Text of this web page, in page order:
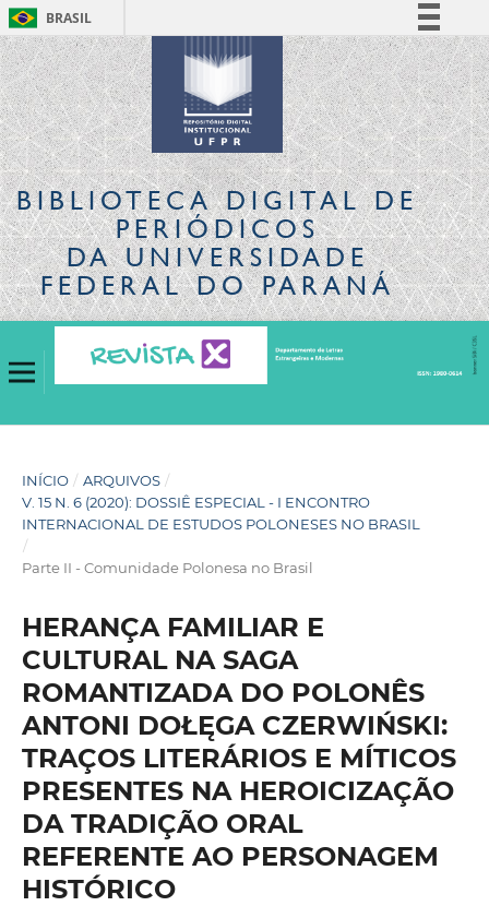
BRASIL
Simplifique!
Comunica BR
Participe
Acesso à informação
Legislação
Canais
BIBLIOTECA DIGITALDE
PERIÓDICOS
DA UNIVERSIDADE
FEDERAL DO PARANÁ
INÍCIO / ARQUIVOS /
V. 15 N. 6 (2020): DOSSIÊ ESPECIAL - I ENCONTRO
INTERNACIONAL DE ESTUDOS POLONESES NO BRASIL
/
Parte II - Comunidade Polonesa no Brasil
HERANÇA FAMILIAR E
CULTURAL NA SAGA
ROMANTIZADA DO POLONÊS
ANTONI DOŁĘGA CZERWIŃSKI:
TRAÇOS LITERÁRIOS E MÍTICOS
PRESENTES NA HEROICIZAÇÃO
DA TRADIÇÃO ORAL
REFERENTE AO PERSONAGEM
HISTÓRICO